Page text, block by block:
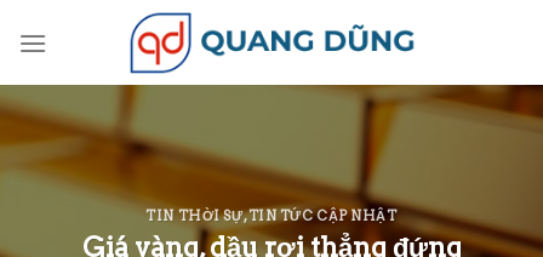
TIN THỜI SỰ,TIN TỨC CẬP NHẬT
Giá vàng, dầu rơi thẳng đứng